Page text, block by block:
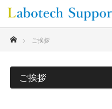
ご挨拶
ご挨拶